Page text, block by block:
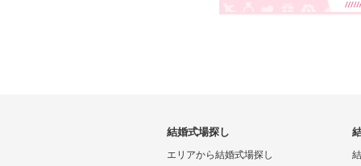
結婚式場探し
エリアから結婚式場探し